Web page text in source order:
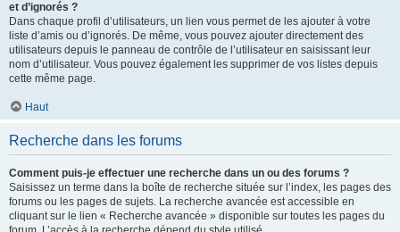
et d’ignorés ?
Dans chaque profil d’utilisateurs, un lien vous permet de les ajouter à votre
liste d’amis ou d’ignorés. De même, vous pouvez ajouter directement des
utilisateurs depuis le panneau de contrôle de l’utilisateur en saisissant leur
nom d’utilisateur. Vous pouvez également les supprimer de vos listes depuis
cette même page.
Haut
Recherche dans les forums
Comment puis-je effectuer une recherche dans un ou des forums ?
Saisissez un terme dans la boîte de recherche située sur l’index, les pages des
forums ou les pages de sujets. La recherche avancée est accessible en
cliquant sur le lien « Recherche avancée » disponible sur toutes les pages du